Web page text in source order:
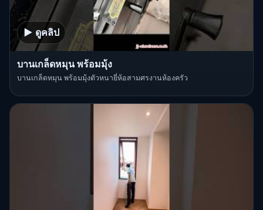
▶ ดูคลิป
บานเกล็ดหมุน พร้อมมุ้ง
บานเกล็ดหมุน พร้อมมุ้งตัวหนายี่ห้อสามศรงานห้องครัว